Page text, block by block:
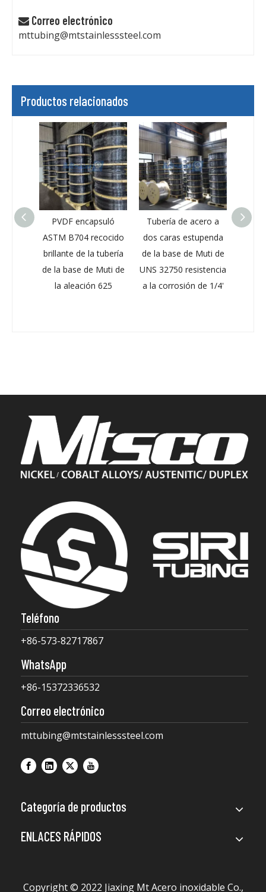
 Correo electrónico
mttubing@mtstainlesssteel.com
Productos relacionados
PVDF encapsuló
ASTM B704 recocido
brillante de la tubería
de la base de Muti de
la aleación 625
Tubería de acero a
dos caras estupenda
de la base de Muti de
UNS 32750 resistencia
a la corrosión de 1/4'
Teléfono
+86-573-82717867
WhatsApp
+86-15372336532
Correo electrónico
mttubing@mtstainlesssteel.com
Categoría de productos
ENLACES RÁPIDOS
Copyright © 2022 Jiaxing Mt Acero inoxidable Co.,